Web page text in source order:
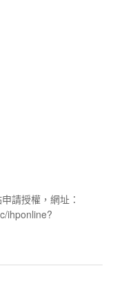
請授權，網址：
ihponline?